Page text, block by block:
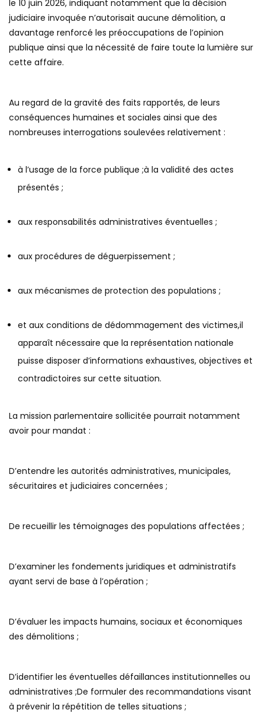
le 10 juin 2026, indiquant notamment que la décision
judiciaire invoquée n’autorisait aucune démolition, a
davantage renforcé les préoccupations de l’opinion
publique ainsi que la nécessité de faire toute la lumière sur
cette affaire.
Au regard de la gravité des faits rapportés, de leurs
conséquences humaines et sociales ainsi que des
nombreuses interrogations soulevées relativement :
à l’usage de la force publique ;à la validité des actes
présentés ;
aux responsabilités administratives éventuelles ;
aux procédures de déguerpissement ;
aux mécanismes de protection des populations ;
et aux conditions de dédommagement des victimes,il
apparaît nécessaire que la représentation nationale
puisse disposer d’informations exhaustives, objectives et
contradictoires sur cette situation.
La mission parlementaire sollicitée pourrait notamment
avoir pour mandat :
D’entendre les autorités administratives, municipales,
sécuritaires et judiciaires concernées ;
De recueillir les témoignages des populations affectées ;
D’examiner les fondements juridiques et administratifs
ayant servi de base à l’opération ;
D’évaluer les impacts humains, sociaux et économiques
des démolitions ;
D’identifier les éventuelles défaillances institutionnelles ou
administratives ;De formuler des recommandations visant
à prévenir la répétition de telles situations ;